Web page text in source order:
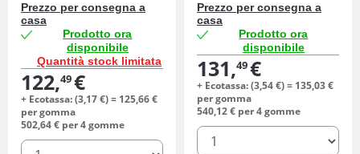
Prezzo per consegna a
casa
Prodotto ora
disponibile
Quantità stock limitata
122,49€
+ Ecotassa: (3,17€) = 125,66€
per gomma
502,64€ per 4 gomme
quantità
Prezzo per consegna a
casa
Prodotto ora
disponibile
131,49€
+ Ecotassa: (3,54€) = 135,03€
per gomma
540,12€ per 4 gomme
quantità